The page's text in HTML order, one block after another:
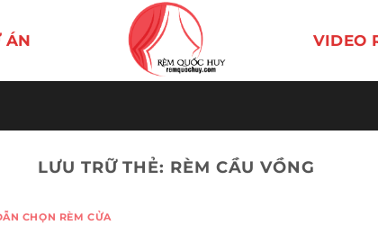
ÁN VIDEO
LƯU TRỮ THẺ: RÈM CẦU VỒNG
CHỌN RÈM CỬA